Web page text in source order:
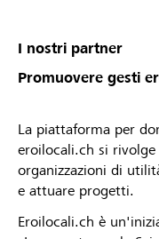
I nostri partner
Promuovere gesti
La piattaforma per
eroilocali.ch si
organizzazioni di
e attuare progetti.
Eroilocali.ch è